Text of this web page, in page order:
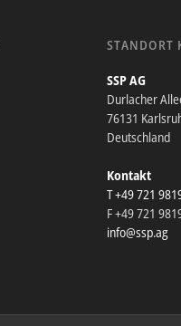
STANDORT
SSP AG
Durlacher
76131
Deutschland
Kontakt
T +49 721
F +49 721
info@ssp.ag